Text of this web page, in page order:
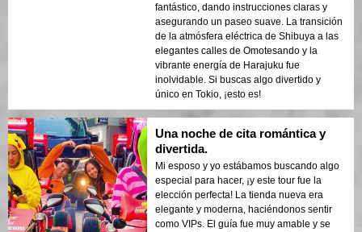
fantástico, dando instrucciones claras y
asegurando un paseo suave. La transición
de la atmósfera eléctrica de Shibuya a las
elegantes calles de Omotesando y la
vibrante energía de Harajuku fue
inolvidable. Si buscas algo divertido y
único en Tokio, ¡esto es!
Una noche de cita romántica y
divertida.
Mi esposo y yo estábamos buscando algo
especial para hacer, ¡y este tour fue la
elección perfecta! La tienda nueva era
elegante y moderna, haciéndonos sentir
como VIPs. El guía fue muy amable y se